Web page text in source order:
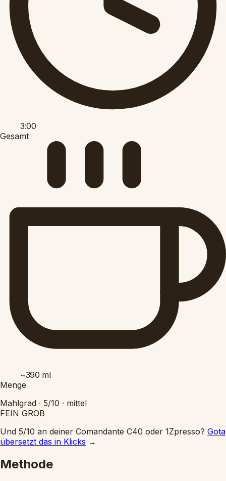
3:00
Gesamt
~390 ml
Menge
Mahlgrad · 5/10 · mittel
FEIN GROB
Und 5/10 an deiner Comandante C40 oder 1Zpresso? Gota
übersetzt das in Klicks →
Methode